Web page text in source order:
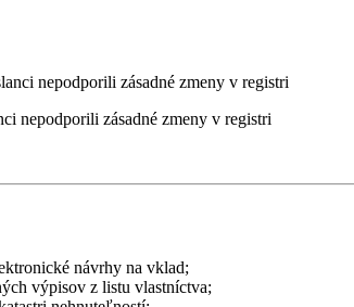
nepodporili zásadné zmeny v registri
návrhy na vklad;
výpisov z listu vlastníctva;